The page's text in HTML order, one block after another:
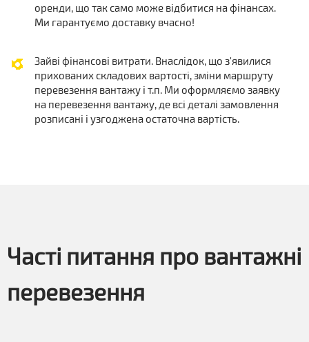
оренди, що так само може відбитися на фінансах.
Ми гарантуємо доставку вчасно!
Зайві фінансові витрати. Внаслідок, що з'явилися
прихованих складових вартості, зміни маршруту
перевезення вантажу і т.п. Ми оформляємо заявку
на перевезення вантажу, де всі деталі замовлення
розписані і узгоджена остаточна вартість.
Часті питання про вантажні
перевезення